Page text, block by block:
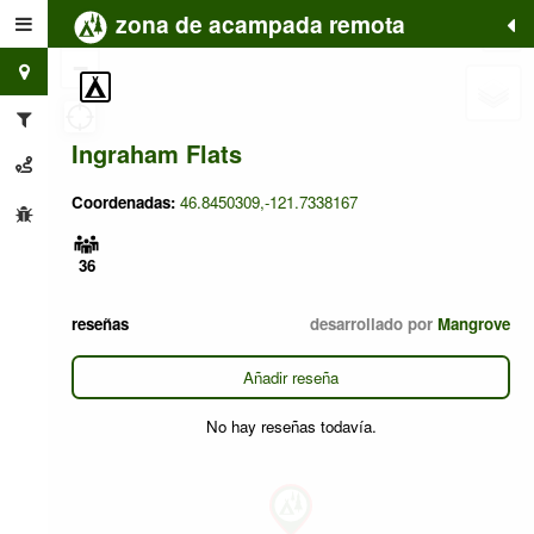
zona de acampada remota
Ingraham Flats
Coordenadas: 46.8450309,-121.7338167
36
reseñas desarrollado por Mangrove
Añadir reseña
No hay reseñas todavía.
+
−